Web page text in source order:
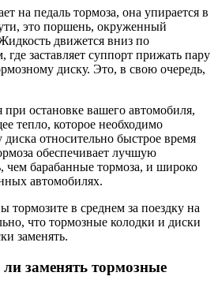
на педаль тормоза, она упирается в
это поршень, окруженный
движется вниз по
заставляет суппорт прижать пару
диску. Это, в свою очередь,
остановке вашего автомобиля,
тепло, которое необходимо
диска относительно быстрое время
обеспечивает лучшую
чем барабанные тормоза, и широко
автомобилях.
тормозите в среднем за поездку на
что тормозные колодки и диски
заменять.
заменять тормозные